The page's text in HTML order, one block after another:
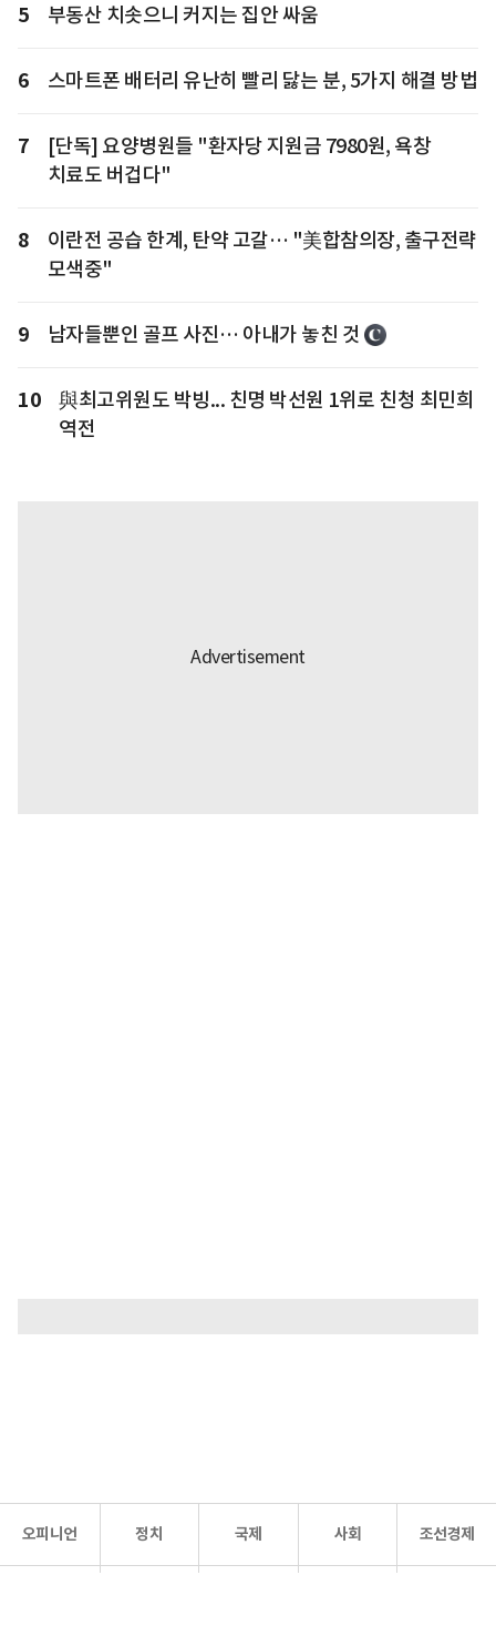
5 부동산 치솟으니 커지는 집안 싸움
6 스마트폰 배터리 유난히 빨리 닳는 분, 5가지 해결 방법
7
[단독] 요양병원들 "환자당 지원금 7980원, 욕창
치료도 버겁다"
8
이란전 공습 한계, 탄약 고갈… "美합참의장, 출구전략
모색중"
9 남자들뿐인 골프 사진… 아내가 놓친 것
10
與최고위원도 박빙... 친명 박선원 1위로 친청 최민희
역전
오피니언 정치 국제 사회 조선경제